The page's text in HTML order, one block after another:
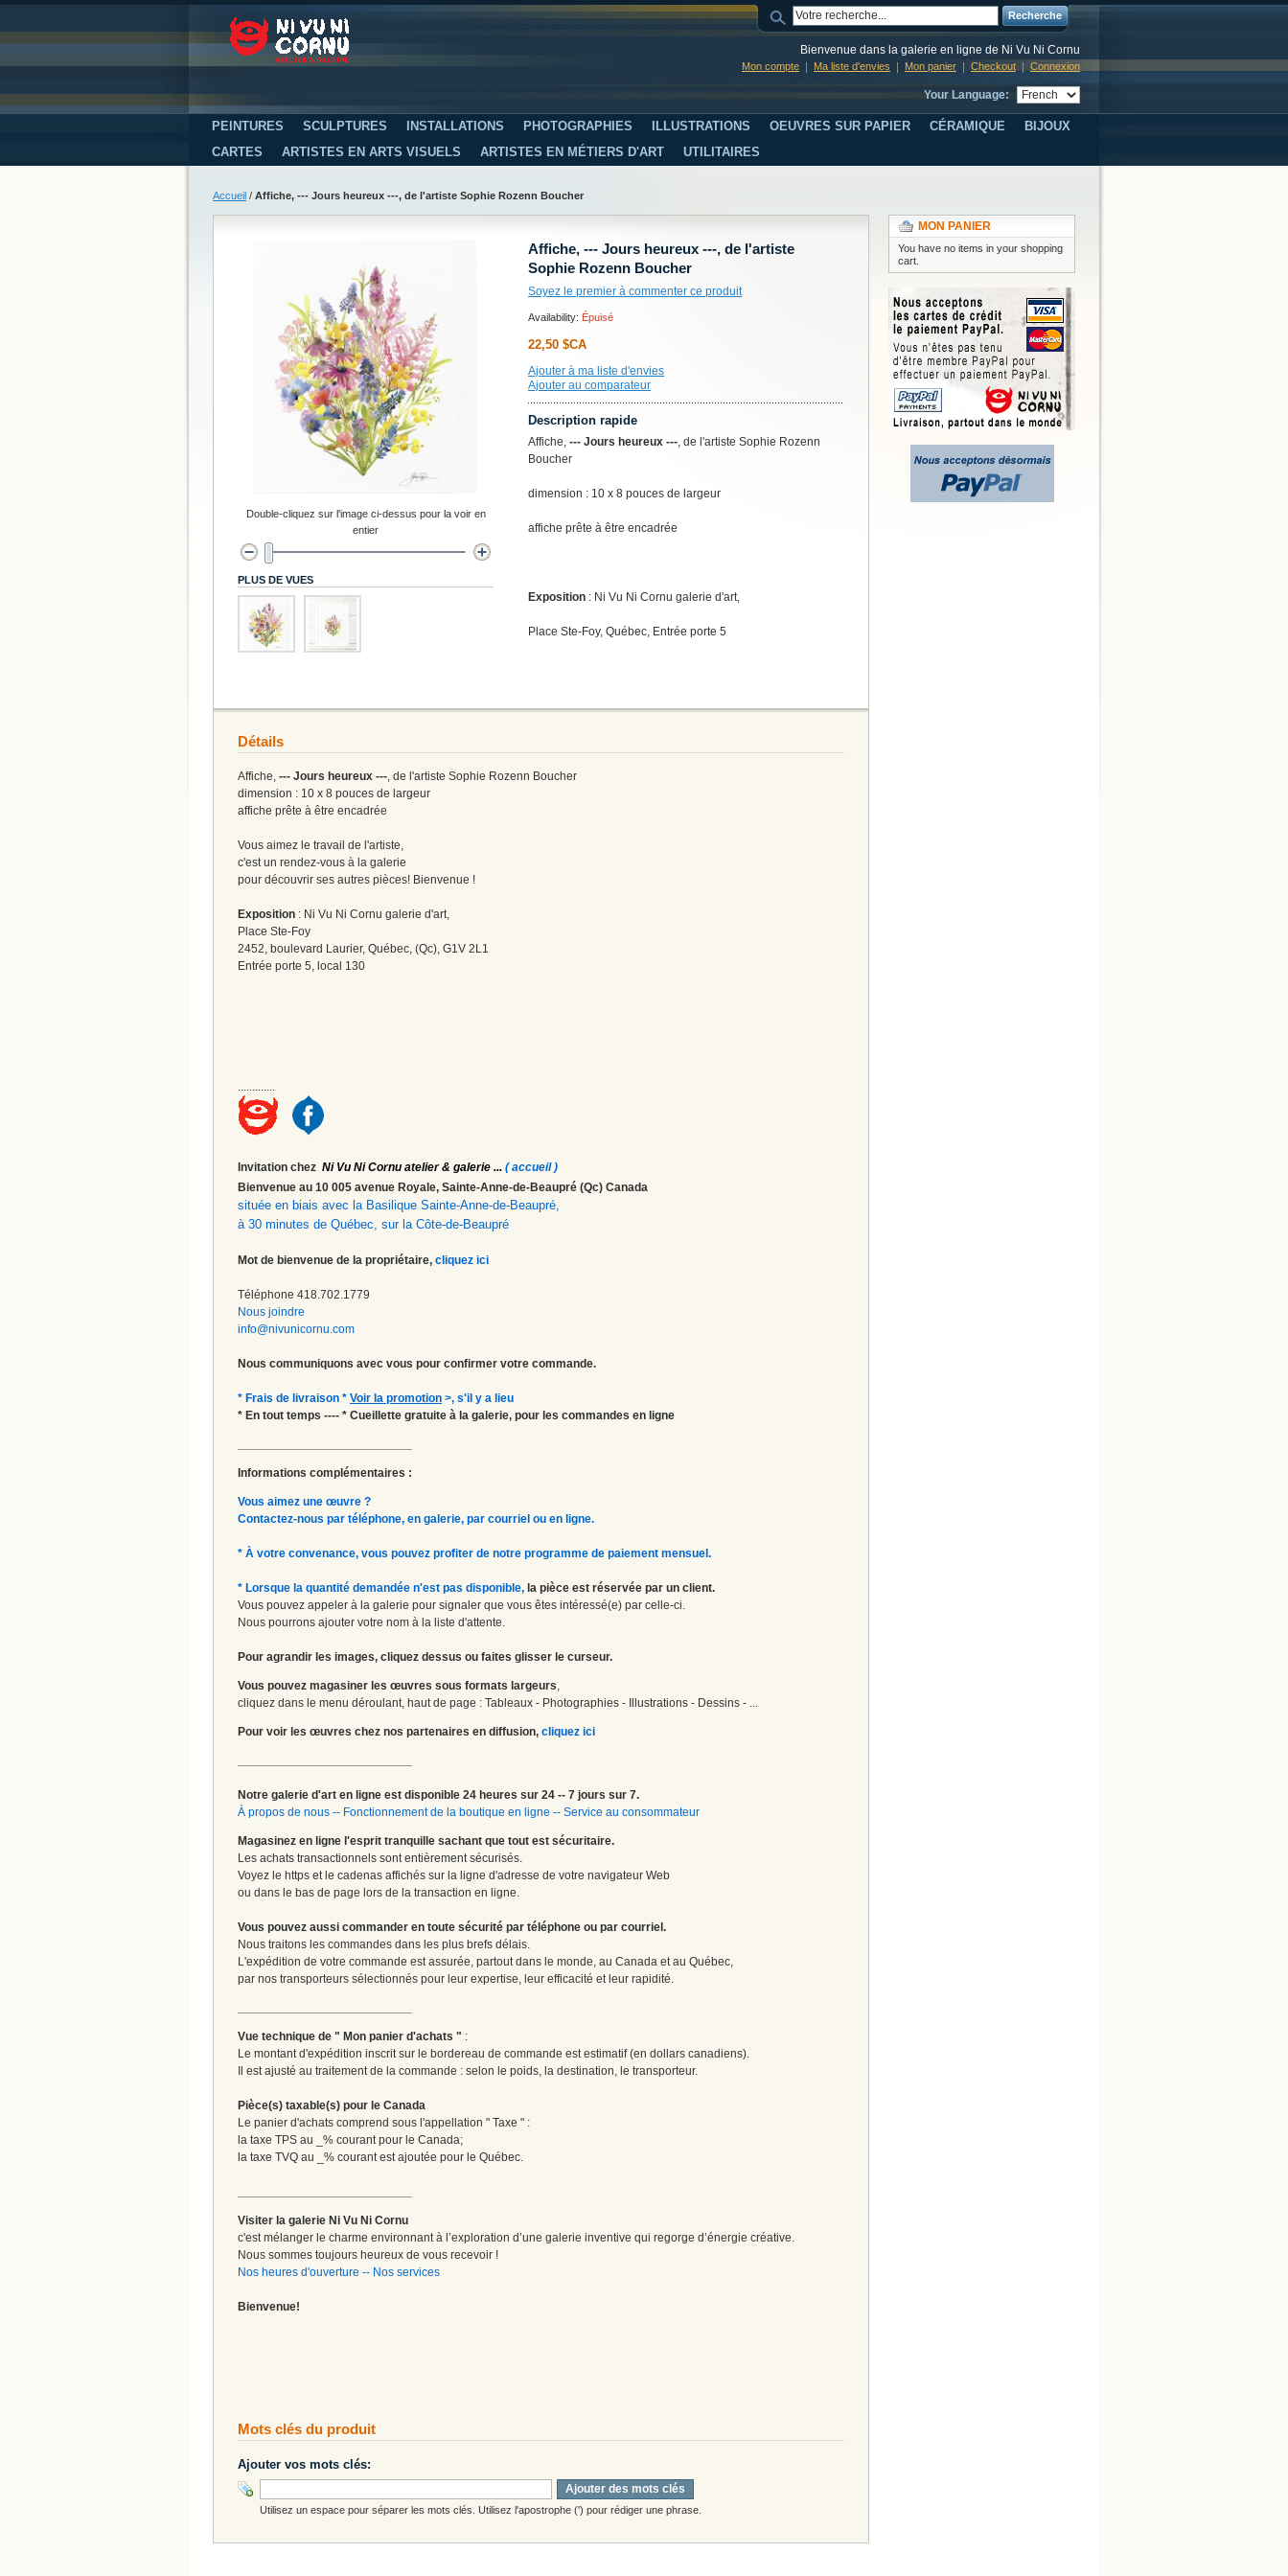
Recherche
Bienvenue dans la galerie en ligne de Ni Vu Ni Cornu
Mon compte Ma liste d'envies Mon panier Checkout Connexion
Your Language:
PEINTURES SCULPTURES INSTALLATIONS PHOTOGRAPHIES ILLUSTRATIONS OEUVRES SUR PAPIER CÉRAMIQUE
BIJOUX
CARTES
ARTISTES EN ARTS VISUELS ARTISTES EN MÉTIERS D'ART UTILITAIRES
Accueil / Affiche, --- Jours heureux ---, de l'artiste Sophie Rozenn Boucher
Affiche, --- Jours heureux ---, de l'artiste
Sophie Rozenn Boucher
Soyez le premier à commenter ce produit
Availability: Épuisé
22,50 $CA
Ajouter à ma liste d'envies
Ajouter au comparateur
Description rapide
Affiche, --- Jours heureux ---, de l'artiste Sophie Rozenn
Boucher
dimension : 10 x 8 pouces de largeur
affiche prête à être encadrée
Exposition : Ni Vu Ni Cornu galerie d'art,
Place Ste-Foy, Québec, Entrée porte 5
Double-cliquez sur l'image ci-dessus pour la voir en
entier
PLUS DE VUES
Détails
Affiche, --- Jours heureux ---, de l'artiste Sophie Rozenn Boucher
dimension : 10 x 8 pouces de largeur
affiche prête à être encadrée
Vous aimez le travail de l'artiste,
c'est un rendez-vous à la galerie
pour découvrir ses autres pièces! Bienvenue !
Exposition : Ni Vu Ni Cornu galerie d'art,
Place Ste-Foy
2452, boulevard Laurier, Québec, (Qc), G1V 2L1
Entrée porte 5, local 130
.............
Invitation chez Ni Vu Ni Cornu atelier & galerie ... ( accueil )
Bienvenue au 10 005 avenue Royale, Sainte-Anne-de-Beaupré (Qc) Canada
située en biais avec la Basilique Sainte-Anne-de-Beaupré,
à 30 minutes de Québec, sur la Côte-de-Beaupré
Mot de bienvenue de la propriétaire, cliquez ici
Téléphone 418.702.1779
Nous joindre
info@nivunicornu.com
Nous communiquons avec vous pour confirmer votre commande.
* Frais de livraison * Voir la promotion >, s'il y a lieu
* En tout temps ---- * Cueillette gratuite à la galerie, pour les commandes en ligne
Informations complémentaires :
Vous aimez une œuvre ?
Contactez-nous par téléphone, en galerie, par courriel ou en ligne.
* À votre convenance, vous pouvez profiter de notre programme de paiement mensuel.
* Lorsque la quantité demandée n'est pas disponible, la pièce est réservée par un client.
Vous pouvez appeler à la galerie pour signaler que vous êtes intéressé(e) par celle-ci.
Nous pourrons ajouter votre nom à la liste d'attente.
Pour agrandir les images, cliquez dessus ou faites glisser le curseur.
Vous pouvez magasiner les œuvres sous formats largeurs,
cliquez dans le menu déroulant, haut de page : Tableaux - Photographies - Illustrations - Dessins - ...
Pour voir les œuvres chez nos partenaires en diffusion, cliquez ici
Notre galerie d'art en ligne est disponible 24 heures sur 24 -- 7 jours sur 7.
À propos de nous -- Fonctionnement de la boutique en ligne -- Service au consommateur
Magasinez en ligne l'esprit tranquille sachant que tout est sécuritaire.
Les achats transactionnels sont entièrement sécurisés.
Voyez le https et le cadenas affichés sur la ligne d'adresse de votre navigateur Web
ou dans le bas de page lors de la transaction en ligne.
Vous pouvez aussi commander en toute sécurité par téléphone ou par courriel.
Nous traitons les commandes dans les plus brefs délais.
L'expédition de votre commande est assurée, partout dans le monde, au Canada et au Québec,
par nos transporteurs sélectionnés pour leur expertise, leur efficacité et leur rapidité.
Vue technique de " Mon panier d'achats " :
Le montant d'expédition inscrit sur le bordereau de commande est estimatif (en dollars canadiens).
Il est ajusté au traitement de la commande : selon le poids, la destination, le transporteur.
Pièce(s) taxable(s) pour le Canada
Le panier d'achats comprend sous l'appellation " Taxe " :
la taxe TPS au _% courant pour le Canada;
la taxe TVQ au _% courant est ajoutée pour le Québec.
Visiter la galerie Ni Vu Ni Cornu
c'est mélanger le charme environnant à l’exploration d’une galerie inventive qui regorge d’énergie créative.
Nous sommes toujours heureux de vous recevoir !
Nos heures d'ouverture -- Nos services
Bienvenue!
Mots clés du produit
Ajouter vos mots clés:
Ajouter des mots clés
Utilisez un espace pour séparer les mots clés. Utilisez l'apostrophe (') pour rédiger une phrase.
MON PANIER
You have no items in your shopping
cart.